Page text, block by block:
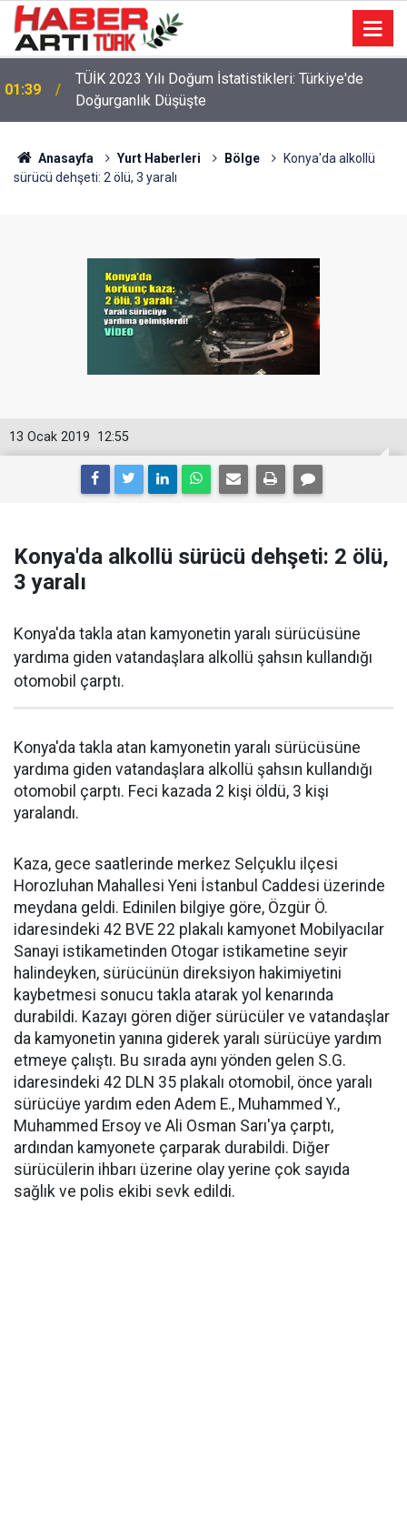
01:39
TÜİK 2023 Yılı Doğum İstatistikleri: Türkiye'de
Doğurganlık Düşüşte
22:47
16 Maddelik Maden Kanunu Teklif Kabul Edildi
Anasayfa Yurt Haberleri Bölge
Konya'da alkollü
sürücü dehşeti: 2 ölü, 3 yaralı
12:55
13 Ocak 2019
Konya'da alkollü sürücü dehşeti: 2 ölü,
3 yaralı
Konya'da takla atan kamyonetin yaralı sürücüsüne
yardıma giden vatandaşlara alkollü şahsın kullandığı
otomobil çarptı.
Konya'da takla atan kamyonetin yaralı sürücüsüne
yardıma giden vatandaşlara alkollü şahsın kullandığı
otomobil çarptı. Feci kazada 2 kişi öldü, 3 kişi
yaralandı.
Kaza, gece saatlerinde merkez Selçuklu ilçesi
Horozluhan Mahallesi Yeni İstanbul Caddesi üzerinde
meydana geldi. Edinilen bilgiye göre, Özgür Ö.
idaresindeki 42 BVE 22 plakalı kamyonet Mobilyacılar
Sanayi istikametinden Otogar istikametine seyir
halindeyken, sürücünün direksiyon hakimiyetini
kaybetmesi sonucu takla atarak yol kenarında
durabildi. Kazayı gören diğer sürücüler ve vatandaşlar
da kamyonetin yanına giderek yaralı sürücüye yardım
etmeye çalıştı. Bu sırada aynı yönden gelen S.G.
idaresindeki 42 DLN 35 plakalı otomobil, önce yaralı
sürücüye yardım eden Adem E., Muhammed Y.,
Muhammed Ersoy ve Ali Osman Sarı'ya çarptı,
ardından kamyonete çarparak durabildi. Diğer
sürücülerin ihbarı üzerine olay yerine çok sayıda
sağlık ve polis ekibi sevk edildi.